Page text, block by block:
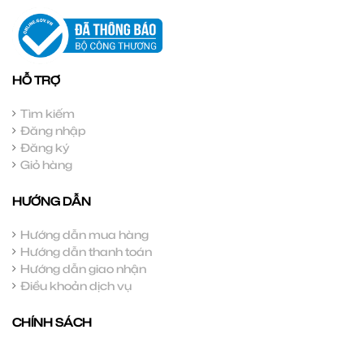
HỖ TRỢ
Tìm kiếm
Đăng nhập
Đăng ký
Giỏ hàng
HƯỚNG DẪN
Hướng dẫn mua hàng
Hướng dẫn thanh toán
Hướng dẫn giao nhận
Điều khoản dịch vụ
CHÍNH SÁCH